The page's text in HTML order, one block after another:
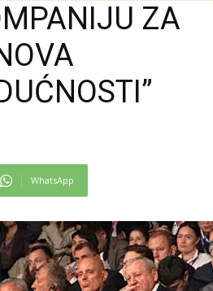
ZA
WhatsApp